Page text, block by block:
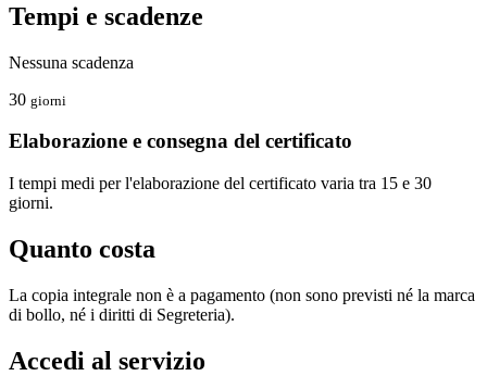
Tempi e scadenze
Nessuna scadenza
30 giorni
Elaborazione e consegna del certificato
I tempi medi per l'elaborazione del certificato varia tra 15 e 30
giorni.
Quanto costa
La copia integrale non è a pagamento (non sono previsti né la marca
di bollo, né i diritti di Segreteria).
Accedi al servizio